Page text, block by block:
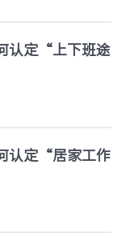
认定“上下班途
认定“居家工作